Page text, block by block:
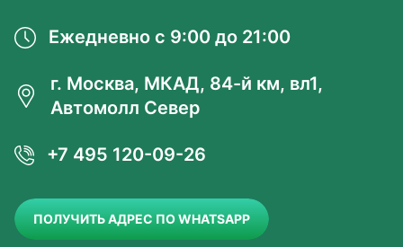
Ежедневно с 9:00 до 21:00
г. Москва, МКАД, 84-й км, вл1,
Автомолл Север
+7 495 120-09-26
ПОЛУЧИТЬ АДРЕС ПО WHATSAPP